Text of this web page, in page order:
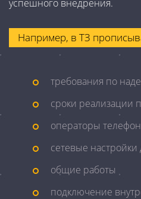
успешного внедрения.
Например, в ТЗ
требования по
сроки реализации
операторы
сетевые настройки
общие работы
подключение